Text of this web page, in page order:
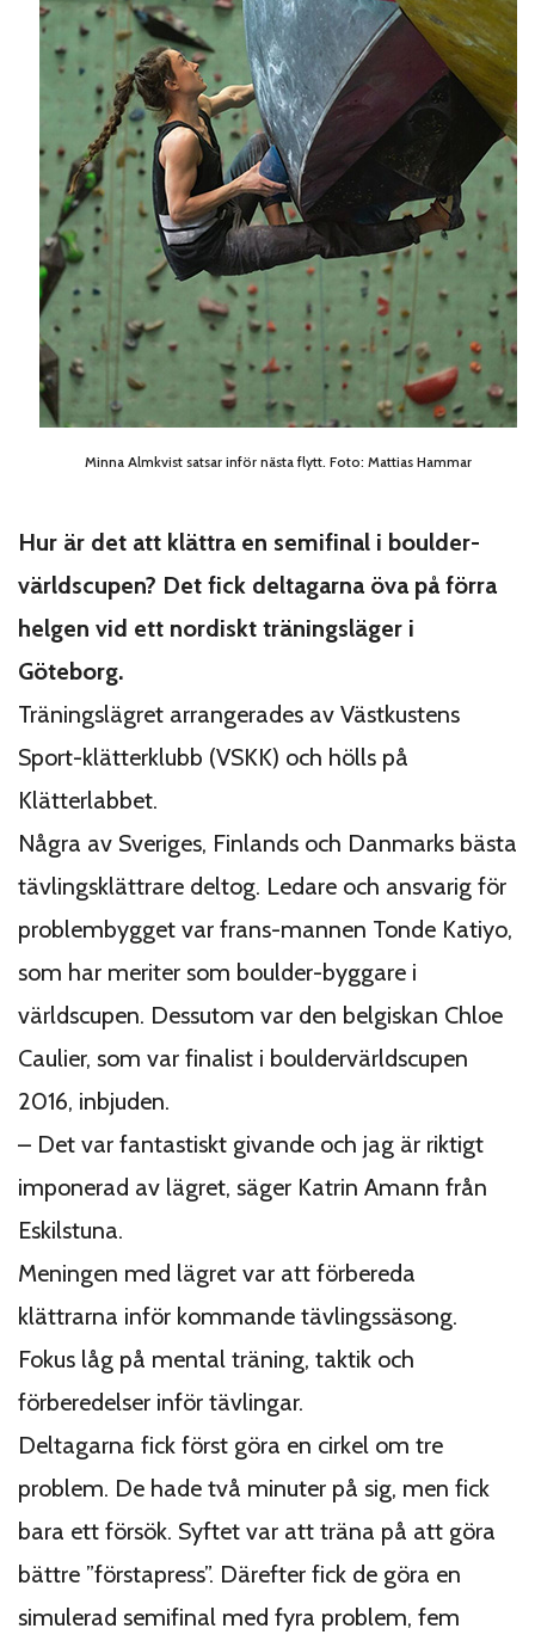
Minna Almkvist satsar inför nästa flytt. Foto: Mattias Hammar
Hur är det att klättra en semifinal i boulder-
världscupen? Det fick deltagarna öva på förra
helgen vid ett nordiskt träningsläger i
Göteborg.
Träningslägret arrangerades av Västkustens
Sport-klätterklubb (VSKK) och hölls på
Klätterlabbet.
Några av Sveriges, Finlands och Danmarks bästa
tävlingsklättrare deltog. Ledare och ansvarig för
problembygget var frans-mannen Tonde Katiyo,
som har meriter som boulder-byggare i
världscupen. Dessutom var den belgiskan Chloe
Caulier, som var finalist i bouldervärldscupen
2016, inbjuden.
– Det var fantastiskt givande och jag är riktigt
imponerad av lägret, säger Katrin Amann från
Eskilstuna.
Meningen med lägret var att förbereda
klättrarna inför kommande tävlingssäsong.
Fokus låg på mental träning, taktik och
förberedelser inför tävlingar.
Deltagarna fick först göra en cirkel om tre
problem. De hade två minuter på sig, men fick
bara ett försök. Syftet var att träna på att göra
bättre ”förstapress”. Därefter fick de göra en
simulerad semifinal med fyra problem, fem